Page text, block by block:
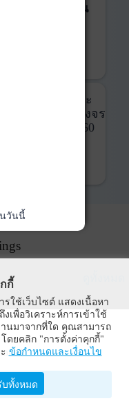
ติดตามการลงทุน
และ
ที่ครบวงจร
360
วันนี้
กี้
รใช้เว็บไซต์ แสดงเนื้อหา
เพื่อวิเคราะห์การเข้าใช้
านมาจากที่ใด คุณสามารถ
ดยคลิก "การตั้งค่าคุกกี้"
ข้อกำหนดและเงื่อนไข
บทั้งหมด